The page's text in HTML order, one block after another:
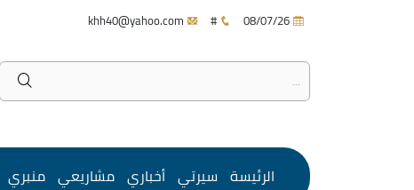
#
الرئيسة سيرتي أخباري مشاريعي منبري